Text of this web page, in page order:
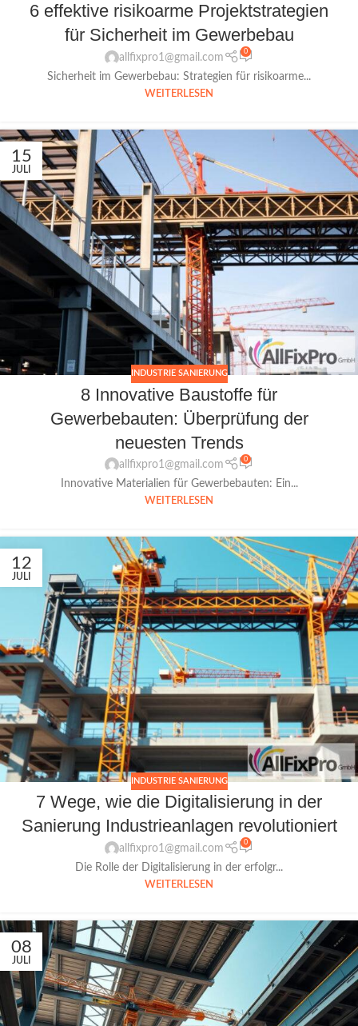
6 effektive risikoarme Projektstrategien
für Sicherheit im Gewerbebau
allfixpro1@gmail.com
0
Sicherheit im Gewerbebau: Strategien für risikoarme...
WEITERLESEN
15
JULI
INDUSTRIE SANIERUNG
8 Innovative Baustoffe für
Gewerbebauten: Überprüfung der
neuesten Trends
allfixpro1@gmail.com
0
Innovative Materialien für Gewerbebauten: Ein...
WEITERLESEN
12
JULI
INDUSTRIE SANIERUNG
7 Wege, wie die Digitalisierung in der
Sanierung Industrieanlagen revolutioniert
allfixpro1@gmail.com
0
Die Rolle der Digitalisierung in der erfolgr...
WEITERLESEN
08
JULI